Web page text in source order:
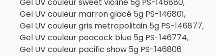
Gel UV couleur sweet violine 5g PS-146880,
Gel UV couleur marron glacé 5g PS-146801,
Gel UV couleur gris metropolitain 5g PS-146877,
Gel UV couleur peacock blue 5g PS-146774,
Gel UV couleur pacific show 5g PS-146806